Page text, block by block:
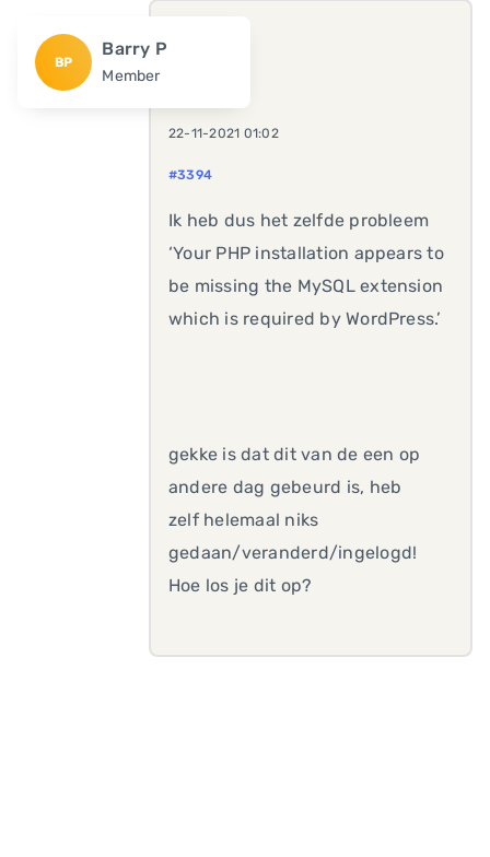
BP
Barry P
Member
22-11-2021 01:02
#3394
Ik heb dus het zelfde probleem
‘Your PHP installation appears to
be missing the MySQL extension
which is required by WordPress.’
gekke is dat dit van de een op
andere dag gebeurd is, heb
zelf helemaal niks
gedaan/veranderd/ingelogd!
Hoe los je dit op?